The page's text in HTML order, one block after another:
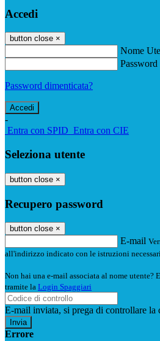
Accedi
button close ×
Nome
Password
Password dimenticata?
-
Entra con SPID Entra con CIE
Seleziona utente
button close ×
Recupero password
button close ×
E-mail
all'indirizzo indicato con le istruzioni
Non hai una e-mail associata al nome utente?
tramite la Login Spaggiari
E-mail inviata, si prega di controllare la
Errore